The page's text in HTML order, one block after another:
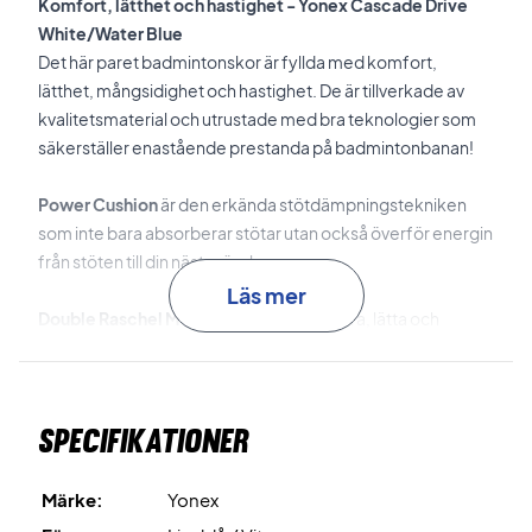
Komfort, lätthet och hastighet - Yonex Cascade Drive
White/Water Blue
Det här paret badmintonskor är fyllda med komfort,
lätthet, mångsidighet och hastighet. De är tillverkade av
kvalitetsmaterial och utrustade med bra teknologier som
säkerställer enastående prestanda på badmintonbanan!
Power Cushionär den erkända stötdämpningstekniken
som inte bara absorberar stötar utan också överför energin
från stöten till din nästa rörelse.
Double Raschel Mesh
är det andningsbara, lätta och
Durable Skinär materialet som placeras över överdelen.
passform.
Läs mer
Specifikationer
Märke:
Yonex